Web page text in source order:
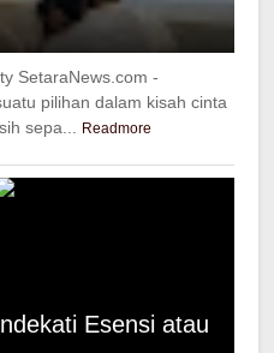
SetaraNews.com -
pilihan dalam kisah cinta
sepa...
Readmore
Esensi atau